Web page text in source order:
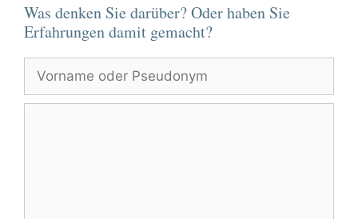
Was denken Sie darüber? Oder haben Sie
Erfahrungen damit gemacht?
oder
Pseudonym